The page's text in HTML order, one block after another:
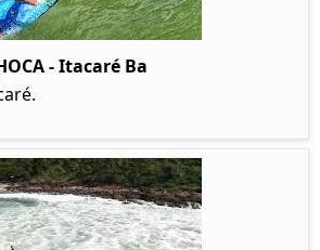
- Itacaré Ba